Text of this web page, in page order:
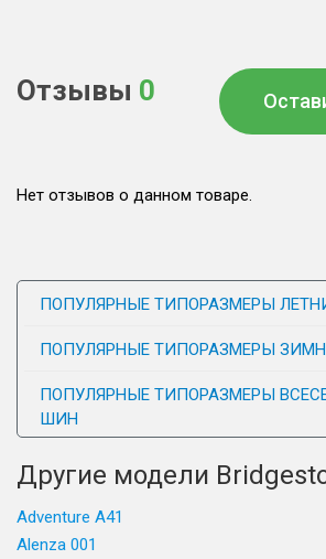
Отзывы 0
Нет отзывов о данном товаре.
ПОПУЛЯРНЫЕ ТИПОРАЗМЕРЫ
ПОПУЛЯРНЫЕ ТИПОРАЗМЕРЫ
ПОПУЛЯРНЫЕ ТИПОРАЗМЕРЫ
ШИН
Другие модели
Adventure A41
Alenza 001